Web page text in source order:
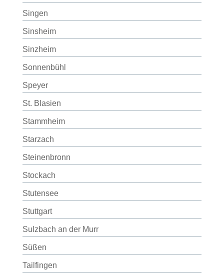
Singen
Sinsheim
Sinzheim
Sonnenbühl
Speyer
St. Blasien
Stammheim
Starzach
Steinenbronn
Stockach
Stutensee
Stuttgart
Sulzbach an der Murr
Süßen
Tailfingen